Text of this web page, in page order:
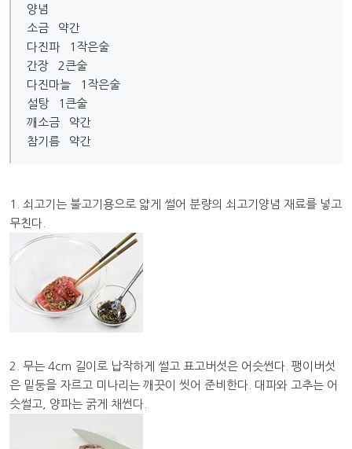
양념
소금 약간
다진파 1작은술
간장 2큰술
다진마늘 1작은술
설탕 1큰술
깨소금 약간
참기름 약간
1. 쇠고기는 불고기용으로 얇게 썰어 분량의 쇠고기양념 재료를 넣고
무친다.
2. 무는 4cm 길이로 납작하게 썰고 표고버섯은 어슷썬다. 팽이버섯
은 밑둥을 자르고 미나리는 깨끗이 씻어 준비한다. 대파와 고추는 어
슷썰고, 양파는 굵게 채썬다.